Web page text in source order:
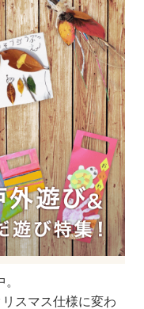
スマス仕様に変わ